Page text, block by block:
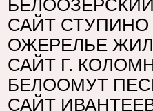
САЙТ
ОЖЕРЕЛЬЕ
САЙТ Г.
БЕЛООМУТ
САЙТ